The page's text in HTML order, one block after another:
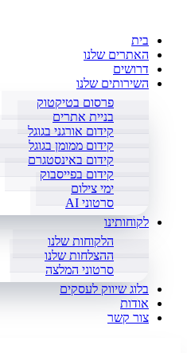
בית
האתרים שלנו
דרושים
השירותים שלנו
פרסום בטיקטוק
בניית אתרים
קידום אורגני בגוגל
קידום ממומן בגוגל
קידום באינסטגרם
קידום בפייסבוק
ימי צילום
סרטוני AI
לקוחותינו
הלקוחות שלנו
ההצלחות שלנו
סרטוני המלצה
בלוג שיווק לעסקים
אודות
צור קשר